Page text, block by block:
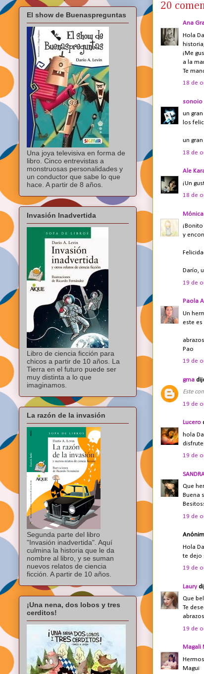
20
Ana
Hola
¡Me
a la
Te
18 de
sonoio
un
los
un
18 de
Ale
¡Un
18 de
Mónica
y
Darío,
19 de
Paola
Un
este
abrazos
Pao
19 de
gma
Este
19 de
Lucero
hola
19 de
Que
Buena
19 de
Hola
te dejo
19 de
Laury
Que
Te
19 de
Magali
Magui
El show de Buenaspreguntas
Una joya televisiva en forma de
libro. Cinco entrevistas a
monstruosas personalidades y
un conductor que sabe lo que
hace. A partir de 8 años.
Invasión Inadvertida
Libro de ciencia ficción para
chicos a partir de 10 años. La
Tierra en el futuro puede ser
muy distinta a lo que
imaginamos.
La razón de la invasión
Segunda parte del libro
"Invasión inadvertida". Aquí
culmina la historia que le da
nombre al libro, y se suman
nuevos relatos de ciencia
ficción. A partir de 10 años.
¡Una nena, dos lobos y tres
cerditos!